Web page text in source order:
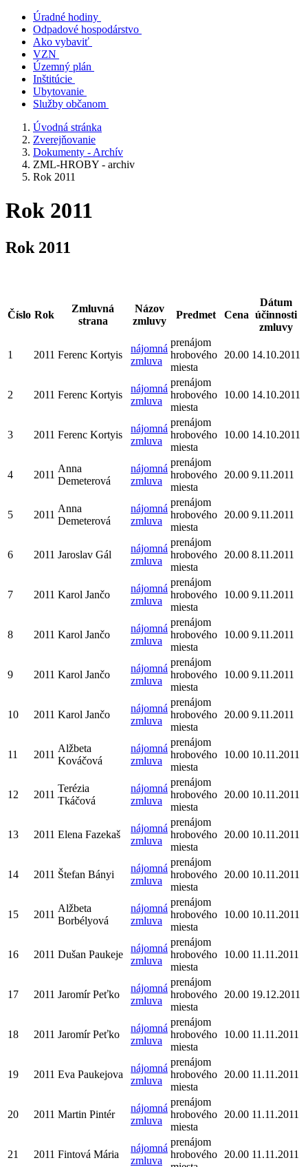
Úradné hodiny
Odpadové hospodárstvo
Ako vybaviť
VZN
Územný plán
Inštitúcie
Ubytovanie
Služby občanom
Úvodná stránka
Zverejňovanie
Dokumenty - Archív
ZML-HROBY - archiv
Rok 2011
Rok 2011
Rok 2011
Číslo Rok
Zmluvná
strana
Názov
zmluvy
Predmet Cena
Dátum
účinnosti
zmluvy
1 2011 Ferenc Kortyis
nájomná
zmluva
prenájom
hrobového
miesta
20.00 14.10.2011
2 2011 Ferenc Kortyis
nájomná
zmluva
prenájom
hrobového
miesta
10.00 14.10.2011
3 2011 Ferenc Kortyis
nájomná
zmluva
prenájom
hrobového
miesta
10.00 14.10.2011
4 2011
Anna
Demeterová
nájomná
zmluva
prenájom
hrobového
miesta
20.00 9.11.2011
5 2011
Anna
Demeterová
nájomná
zmluva
prenájom
hrobového
miesta
20.00 9.11.2011
6 2011 Jaroslav Gál
nájomná
zmluva
prenájom
hrobového
miesta
20.00 8.11.2011
7 2011 Karol Jančo
nájomná
zmluva
prenájom
hrobového
miesta
10.00 9.11.2011
8 2011 Karol Jančo
nájomná
zmluva
prenájom
hrobového
miesta
10.00 9.11.2011
9 2011 Karol Jančo
nájomná
zmluva
prenájom
hrobového
miesta
10.00 9.11.2011
10 2011 Karol Jančo
nájomná
zmluva
prenájom
hrobového
miesta
20.00 9.11.2011
11 2011
Alžbeta
Kováčová
nájomná
zmluva
prenájom
hrobového
miesta
10.00 10.11.2011
12 2011
Terézia
Tkáčová
nájomná
zmluva
prenájom
hrobového
miesta
20.00 10.11.2011
13 2011 Elena Fazekaš
nájomná
zmluva
prenájom
hrobového
miesta
20.00 10.11.2011
14 2011 Štefan Bányi
nájomná
zmluva
prenájom
hrobového
miesta
20.00 10.11.2011
15 2011
Alžbeta
Borbélyová
nájomná
zmluva
prenájom
hrobového
miesta
10.00 10.11.2011
16 2011 Dušan Paukeje
nájomná
zmluva
prenájom
hrobového
miesta
10.00 11.11.2011
17 2011 Jaromír Peťko
nájomná
zmluva
prenájom
hrobového
miesta
20.00 19.12.2011
18 2011 Jaromír Peťko
nájomná
zmluva
prenájom
hrobového
miesta
10.00 11.11.2011
19 2011 Eva Paukejova
nájomná
zmluva
prenájom
hrobového
miesta
20.00 11.11.2011
20 2011 Martin Pintér
nájomná
zmluva
prenájom
hrobového
miesta
20.00 11.11.2011
21 2011 Fintová Mária
nájomná
zmluva
prenájom
hrobového
20.00 11.11.2011